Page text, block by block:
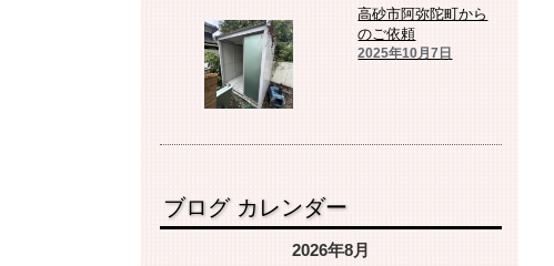
高砂市阿弥陀町から
のご依頼
2025年10月7日
ブログ カレンダー
2026年8月